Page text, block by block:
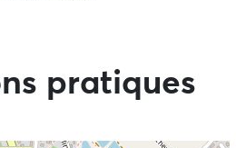
pratiques